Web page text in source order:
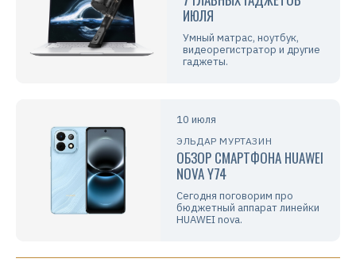
ИЮЛЯ
Умный матрас, ноутбук,
видеорегистратор и другие
гаджеты.
10 июля
ЭЛЬДАР МУРТАЗИН
ОБЗОР СМАРТФОНА HUAWEI
NOVA Y74
Сегодня поговорим про
бюджетный аппарат линейки
HUAWEI nova.